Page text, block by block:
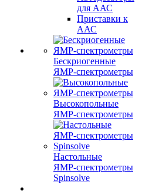
для ААС
Приставки к
ААС
Бескриогенные
ЯМР‑спектрометры
Высокопольные
ЯМР‑спектрометры
Настольные
ЯМР‑спектрометры
Spinsolve